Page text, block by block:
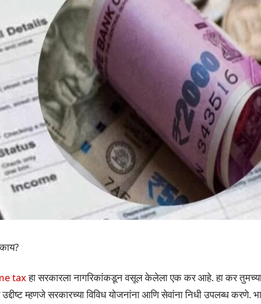
taxहा सरकारला नागरिकांकडून वसूल केलेला एक कर आहे. हा कर
म्हणजे सरकारच्या विविध योजनांना आणि सेवांना निधी उपलब्ध करणे.